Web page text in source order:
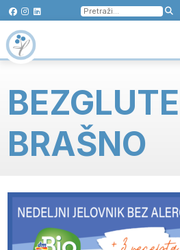
Pretraga
za:
BRAŠNO